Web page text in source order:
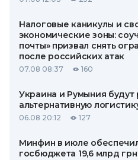
Налоговые каникулы и
экономические зоны:
почты» призвал снять
после российских атак
07.08 08:37 160
Украина и Румыния будут
альтернативную
06.08 20:12 127
Минфин в июле
госбюджета 19,6 млрд